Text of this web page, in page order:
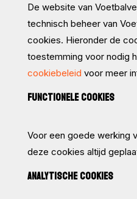
De website van
technisch beheer van
cookies. Hieronder de
toestemming voor nodig
cookiebeleid voor meer
FUNCTIONELE COOKIES
Voor een goede werking
deze cookies altijd
ANALYTISCHE COOKIES